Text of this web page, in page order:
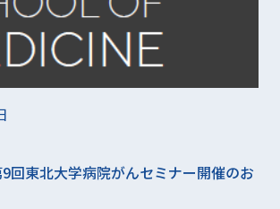
東北大学病院がんセミナー開催のお